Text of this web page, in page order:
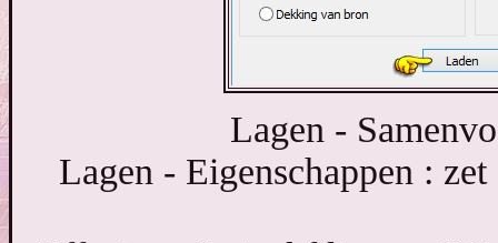
Lagen -
Lagen - Eigenschappen :